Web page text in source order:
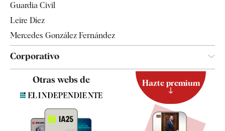
Guardia Civil
Leire Díez
Mercedes González Fernández
Corporativo
Contacto
Otras webs de Hazte premium